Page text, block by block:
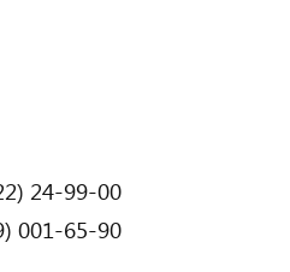
24-99-00
001-65-90